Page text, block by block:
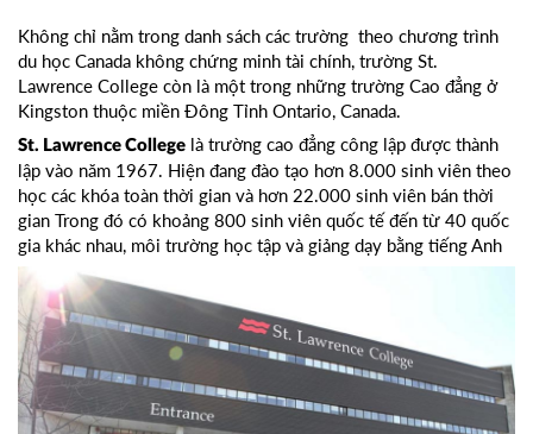
Không chỉ nằm trong danh sách các trường theo chương trình
du học Canada không chứng minh tài chính, trường St.
Lawrence College còn là một trong những trường Cao đẳng ở
Kingston thuộc miền Đông Tỉnh Ontario, Canada.
St. Lawrence College là trường cao đẳng công lập được thành
lập vào năm 1967. Hiện đang đào tạo hơn 8.000 sinh viên theo
học các khóa toàn thời gian và hơn 22.000 sinh viên bán thời
gian Trong đó có khoảng 800 sinh viên quốc tế đến từ 40 quốc
gia khác nhau, môi trường học tập và giảng dạy bằng tiếng Anh